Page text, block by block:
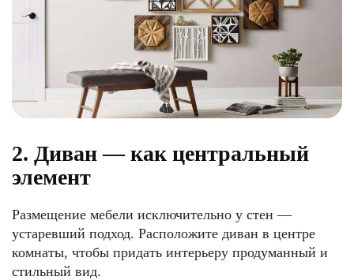
2. Диван — как центральный
элемент
Размещение мебели исключительно у стен —
устаревший подход. Расположите диван в центре
комнаты, чтобы придать интерьеру продуманный и
стильный вид.